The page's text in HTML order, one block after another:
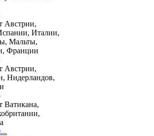
Австрии,
Италии,
Мальты,
Франции
Австрии,
Нидерландов,
Ватикана,